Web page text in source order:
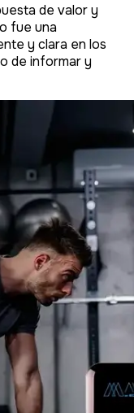
de valor y
fue una
y clara en los
de informar y